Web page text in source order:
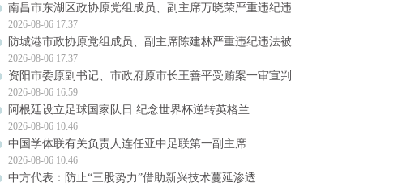
南昌市东湖区政协原党组成员、副主席万晓荣严重违纪违
2026-08-06 17:37
防城港市政协原党组成员、副主席陈建林严重违纪违法被
2026-08-06 17:37
资阳市委原副书记、市政府原市长王善平受贿案一审宣判
2026-08-06 16:59
阿根廷设立足球国家队日 纪念世界杯逆转英格兰
2026-08-06 10:46
中国学体联有关负责人连任亚中足联第一副主席
2026-08-06 10:46
中方代表：防止“三股势力”借助新兴技术蔓延渗透